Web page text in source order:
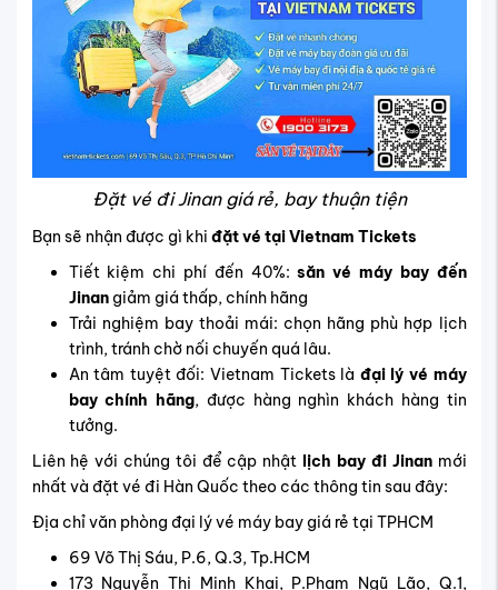
Đặt vé đi Jinan giá rẻ, bay thuận tiện
Bạn sẽ nhận được gì khi đặt vé tại Vietnam Tickets
Tiết kiệm chi phí đến 40%: săn vé máy bay đến
Jinangiảm giá thấp, chính hãng
Trải nghiệm bay thoải mái: chọn hãng phù hợp lịch
trình, tránh chờ nối chuyến quá lâu.
An tâm tuyệt đối: Vietnam Tickets là đại lý vé máy
bay chính hãng, được hàng nghìn khách hàng tin
tưởng.
Liên hệ với chúng tôi để cập nhật lịch bay đi Jinan mới
nhất và đặt vé đi Hàn Quốc theo các thông tin sau đây:
Địa chỉ văn phòng đại lý vé máy bay giá rẻ tại TPHCM
69 Võ Thị Sáu, P.6, Q.3, Tp.HCM
173 Nguyễn Thị Minh Khai, P.Phạm Ngũ Lão, Q.1,